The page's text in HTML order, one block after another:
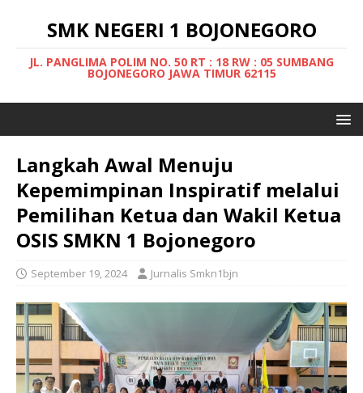
SMK NEGERI 1 BOJONEGORO
JL. PANGLIMA POLIM NO. 50 RT : 18 RW : 05 SUMBANG
BOJONEGORO JAWA TIMUR 62115
Langkah Awal Menuju
Kepemimpinan Inspiratif melalui
Pemilihan Ketua dan Wakil Ketua
OSIS SMKN 1 Bojonegoro
September 19, 2024 Jurnalis Smkn1bjn